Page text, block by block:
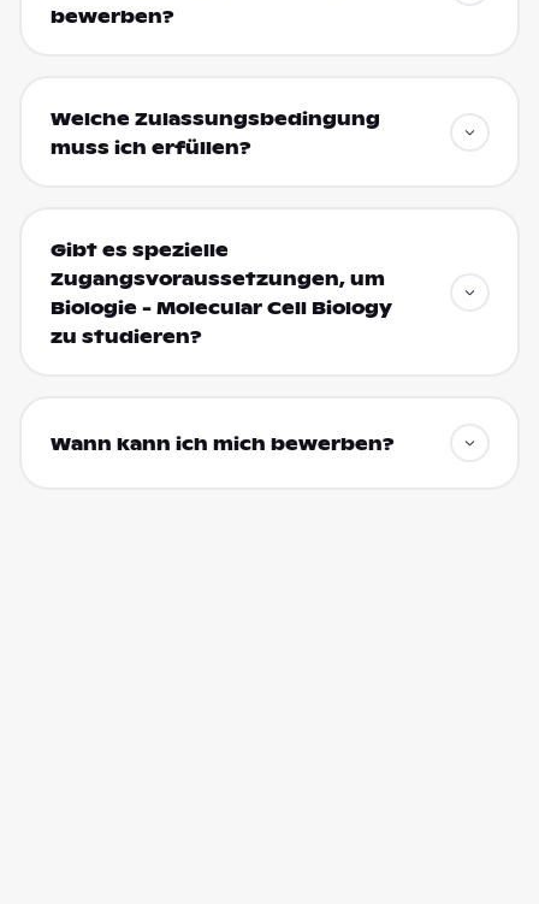
bewerben?
Welche Zulassungsbedingung
muss ich erfüllen?
Gibt es spezielle
Zugangsvoraussetzungen, um
Biologie - Molecular Cell Biology
zu studieren?
Wann kann ich mich bewerben?